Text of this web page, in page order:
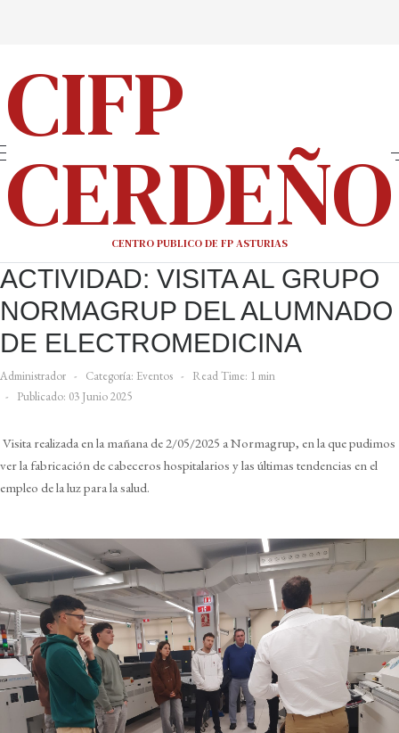
CIFP
CERDEÑO
CENTRO PUBLICO DE FP ASTURIAS
ACTIVIDAD: VISITA AL GRUPO
NORMAGRUP DEL ALUMNADO
DE ELECTROMEDICINA
Administrador Categoría: Eventos
Read Time: 1 min
Publicado: 03 Junio 2025
Visita realizada en la mañana de 2/05/2025 a Normagrup, en la que pudimos
ver la fabricación de cabeceros hospitalarios y las últimas tendencias en el
empleo de la luz para la salud.